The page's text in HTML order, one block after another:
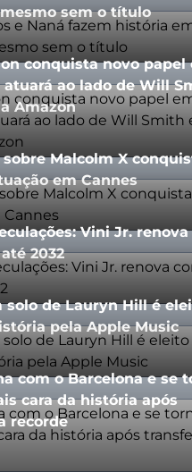
sem o título
conquista novo papel
atuará ao lado de Will
Amazon
Malcolm X
em Cannes
Vini Jr.
2032
solo de Lauryn Hill é
pela Apple Music
com o Barcelona e se
cara da história após
recorde